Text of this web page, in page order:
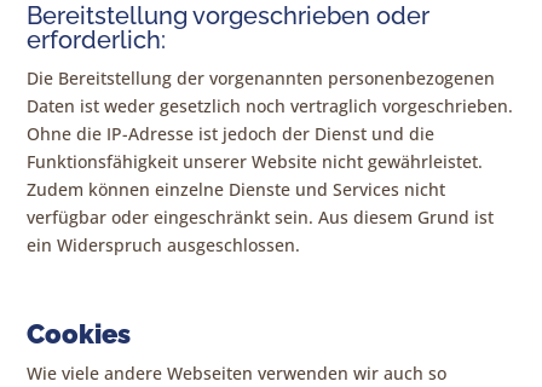
Bereitstellung vorgeschrieben oder
erforderlich:
Die Bereitstellung der vorgenannten personenbezogenen
Daten ist weder gesetzlich noch vertraglich vorgeschrieben.
Ohne die IP-Adresse ist jedoch der Dienst und die
Funktionsfähigkeit unserer Website nicht gewährleistet.
Zudem können einzelne Dienste und Services nicht
verfügbar oder eingeschränkt sein. Aus diesem Grund ist
ein Widerspruch ausgeschlossen.
Cookies
Wie viele andere Webseiten verwenden wir auch so